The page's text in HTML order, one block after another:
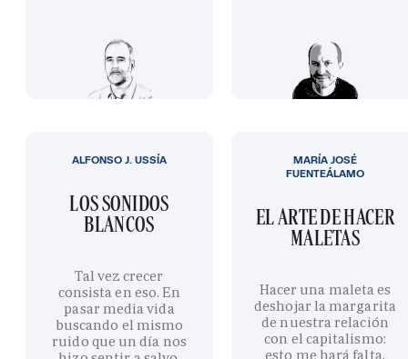
LOS SONIDOS
BLANCOS
Tal vez crecer
consista en eso. En
pasar media vida
buscando el mismo
ruido que un día nos
ALFONSO J. USSÍA
EL ARTE DE HACER
MALETAS
Hacer una maleta es
deshojar la margarita
de nuestra relación
con el capitalismo:
esto me hará falta,
MARÍA JOSÉ
FUENTEÁLAMO